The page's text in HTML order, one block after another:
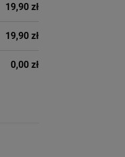
19,90 zł
19,90 zł
0,00 zł